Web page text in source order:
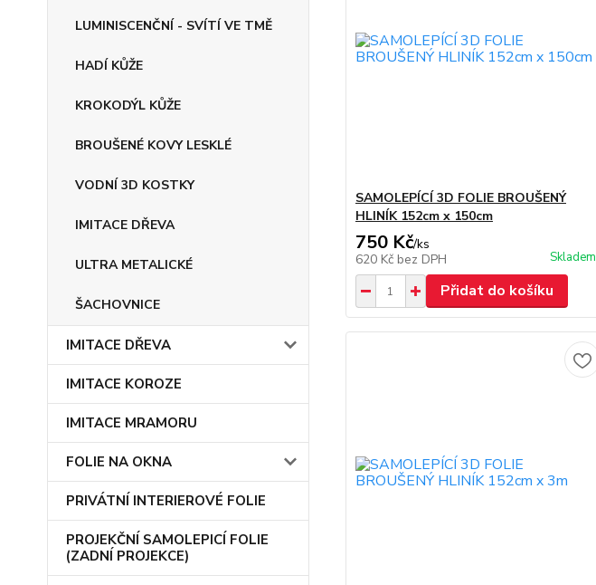
LUMINISCENČNÍ - SVÍTÍ VE TMĚ
HADÍ KŮŽE
KROKODÝL KŮŽE
BROUŠENÉ KOVY LESKLÉ
VODNÍ 3D KOSTKY
IMITACE DŘEVA
ULTRA METALICKÉ
ŠACHOVNICE
IMITACE DŘEVA
IMITACE KOROZE
IMITACE MRAMORU
FOLIE NA OKNA
PRIVÁTNÍ INTERIEROVÉ FOLIE
PROJEKČNÍ SAMOLEPICÍ FOLIE
(ZADNÍ PROJEKCE)
SAMOLEPÍCÍ 3D FOLIE BROUŠENÝ
HLINÍK 152cm x 150cm
750 Kč/ks
620 Kč bez DPH Skladem
Přidat do košíku